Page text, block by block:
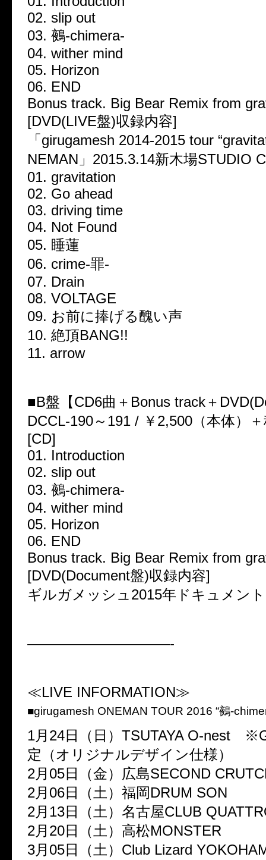
02. slip out
03. 鵺-chimera-
04. wither mind
05. Horizon
06. END
Bonus track. Big Bear Remix from
[DVD(LIVE盤)収録内容]
「girugamesh 2014-2015 tour
NEMAN」2015.3.14新木場STUDIO
01. gravitation
02. Go ahead
03. driving time
04. Not Found
05. 睡蓮
06. crime-罪-
07. Drain
08. VOLTAGE
09. お前に捧げる醜い声
10. 絶頂BANG!!
11. arrow
■B盤【CD6曲＋Bonus track＋
DCCL-190～191 / ￥2,500（本体）
[CD]
01. Introduction
02. slip out
03. 鵺-chimera-
04. wither mind
05. Horizon
06. END
Bonus track. Big Bear Remix from
[DVD(Document盤)収録内容]
ギルガメッシュ2015年ドキュメン
——————————-
≪LIVE INFORMATION≫
■girugamesh ONEMAN TOUR 2016 “鵺-
1月24日（日）TSUTAYA O-nest
定（オリジナルデザイン仕様）
2月05日（金）広島SECOND
2月06日（土）福岡DRUM SON
2月13日（土）名古屋CLUB
2月20日（土）高松MONSTER
3月05日（土）Club Lizard